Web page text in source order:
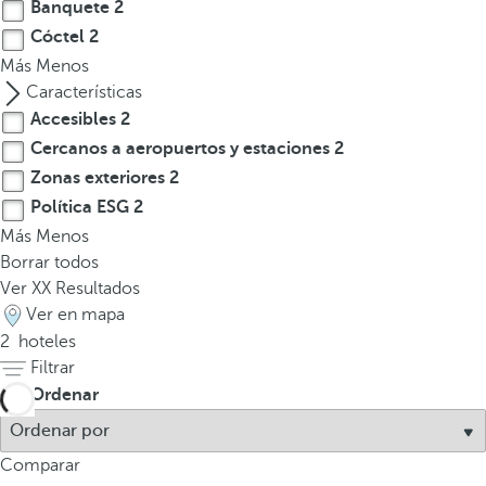
l
a
t
e
c
l
a
d
e
f
l
e
c
h
a
h
a
c
i
Banquete 2
Cóctel 2
Más Menos
Características
Accesibles 2
Cercanos a aeropuertos y estaciones 2
Zonas exteriores 2
Política ESG 2
Más Menos
Borrar todos
Ver XX Resultados
Ver en mapa
2
hoteles
Filtrar
Ordenar
Comparar